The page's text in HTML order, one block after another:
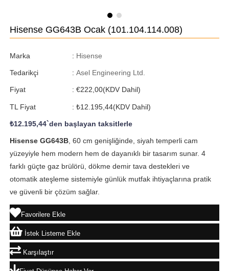
Hisense GG643B Ocak (101.104.114.008)
Marka : Hisense
Tedarikçi : Asel Engineering Ltd.
Fiyat : €222,00(KDV Dahil)
TL Fiyat : ₺12.195,44(KDV Dahil)
₺12.195,44`den başlayan taksitlerle
Hisense GG643B, 60 cm genişliğinde, siyah temperli cam
yüzeyiyle hem modern hem de dayanıklı bir tasarım sunar. 4
farklı güçte gaz brülörü, dökme demir tava destekleri ve
otomatik ateşleme sistemiyle günlük mutfak ihtiyaçlarına pratik
ve güvenli bir çözüm sağlar.
Favorilere Ekle
İstek Listeme Ekle
Karşılaştır